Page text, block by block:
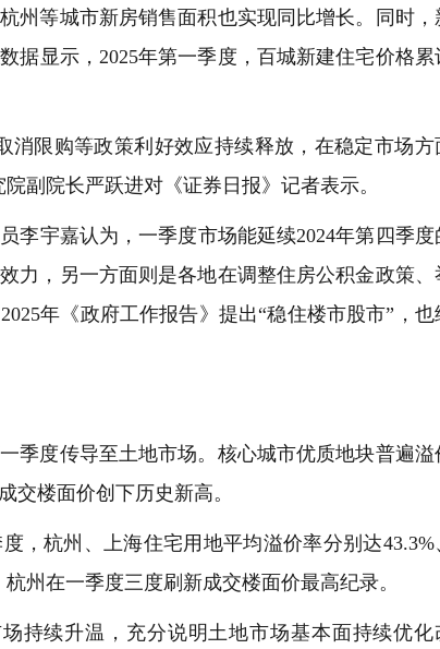
等城市新房销售面积也实现同比增长。同时，
据显示，2025年第一季度，百城新建住宅价格累
限购等政策利好效应持续释放，在稳定市场方
副院长严跃进对《证券日报》记者表示。
宇嘉认为，一季度市场能延续2024年第四季度
力，另一方面则是各地在调整住房公积金政策、
年《政府工作报告》提出“稳住楼市股市”，也
度传导至土地市场。核心城市优质地块普遍溢
交楼面价创下历史新高。
杭州、上海住宅用地平均溢价率分别达43.3%
州在一季度三度刷新成交楼面价最高纪录。
续升温，充分说明土地市场基本面持续优化